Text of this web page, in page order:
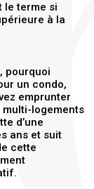
le terme si
à la
pourquoi
un condo,
emprunter
multi-logements
d’une
ans et suit
cette